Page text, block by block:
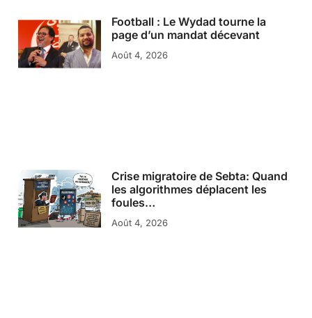
Football : Le Wydad tourne la
page d’un mandat décevant
Août 4, 2026
Crise migratoire de Sebta: Quand
les algorithmes déplacent les
foules…
Août 4, 2026